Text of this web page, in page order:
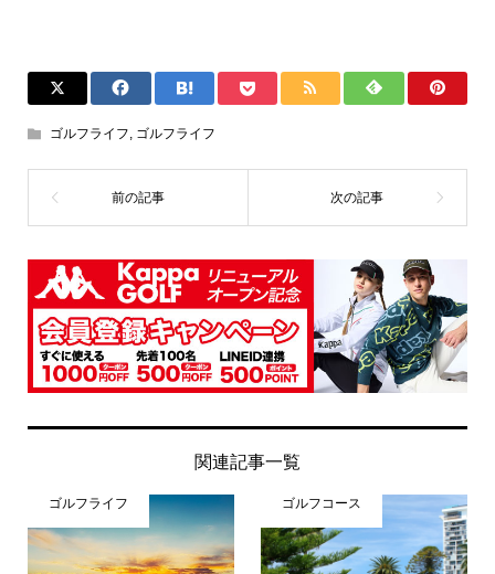
ゴルフライフ ゴルフライフ
関連記事一覧
ゴルフライフ ゴルフコース